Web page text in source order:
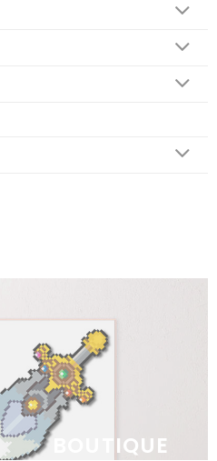
BOUTIQUE